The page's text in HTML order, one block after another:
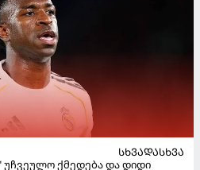
ᲡᲮᲕᲐᲓᲐᲡᲮᲕᲐ
ქმედება და დიდი